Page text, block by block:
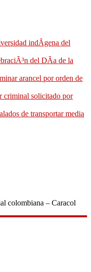
indÃ­gena del
del DÃ­a de la
arancel por orden de
criminal solicitado por
de transportar media
colombiana – Caracol